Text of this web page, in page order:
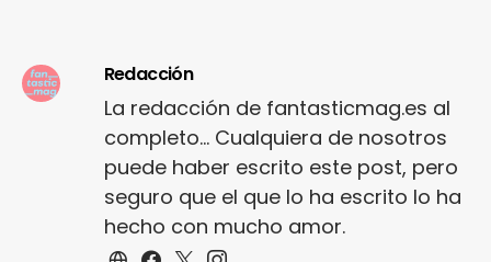
Redacción
La redacción de fantasticmag.es al
completo... Cualquiera de nosotros
puede haber escrito este post, pero
seguro que el que lo ha escrito lo ha
hecho con mucho amor.